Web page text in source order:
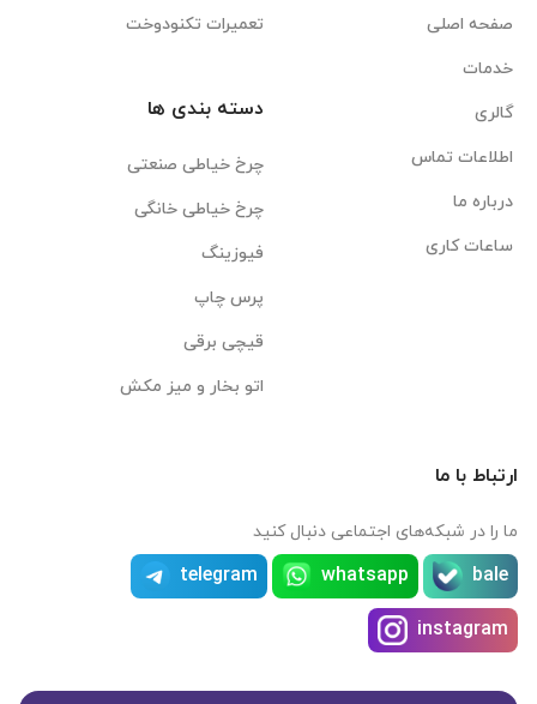
صفحه اصلی
خدمات
گالری
اطلاعات تماس
درباره ما
ساعات کاری
تعمیرات تکنودوخت
دسته بندی ها
چرخ خیاطی صنعتی
چرخ خیاطی خانگی
فیوزینگ
پرس چاپ
قیچی برقی
اتو بخار و میز مکش
ارتباط با ما
ما را در شبکه‌های اجتماعی دنبال کنید
bale
whatsapp
telegram
instagram